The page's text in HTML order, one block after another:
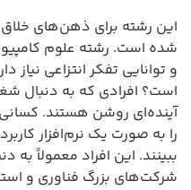
این رشته برای ذهن‌های
شده است. رشته علوم
و توانایی تفکر انتزاعی
است؟ افرادی که به دنبال
آینده‌ای روشن هستند.
را به صورت یک نرم‌افزار
ببینند. این افراد معمولاً
شرکت‌های بزرگ فناوری و